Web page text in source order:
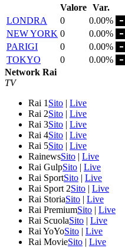
Valore Var.
LONDRA
0
0.00%
NEW YORK 0
0.00%
PARIGI
0
0.00%
TOKYO
0
0.00%
Network Rai
TV
Rai 1 Sito | Live
Rai 2Sito | Live
Rai 3Sito | Live
Rai 4Sito | Live
Rai 5Sito | Live
RainewsSito | Live
Rai GulpSito | Live
Rai SportSito | Live
Rai Sport 2Sito | Live
Rai StoriaSito | Live
Rai PremiumSito | Live
Rai ScuolaSito | Live
Rai YoYoSito | Live
Rai MovieSito | Live